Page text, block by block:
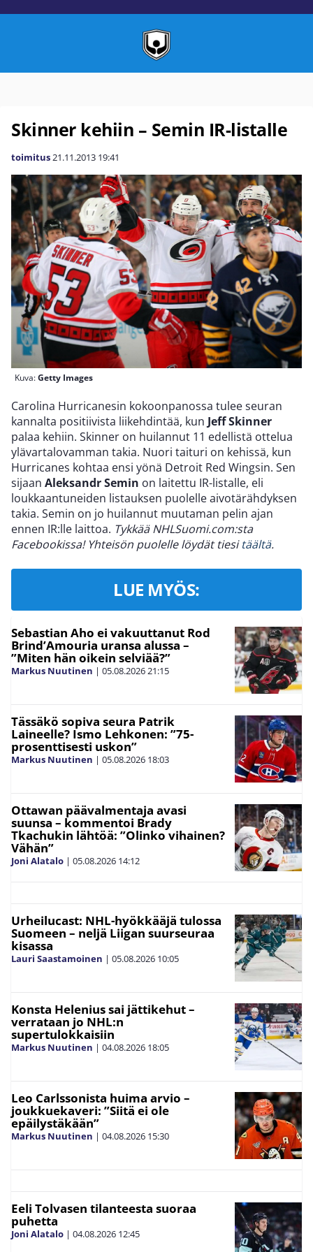
Skinner kehiin – Semin IR-listalle
toimitus21.11.2013 19:41
Kuva:Getty Images
Carolina Hurricanesin kokoonpanossa tulee seuran
kannalta positiivista liikehdintää, kun Jeff Skinner
palaa kehiin. Skinner on huilannut 11 edellistä ottelua
ylävartalovamman takia. Nuori taituri on kehissä, kun
Hurricanes kohtaa ensi yönä Detroit Red Wingsin. Sen
sijaan Aleksandr Semin on laitettu IR-listalle, eli
loukkaantuneiden listauksen puolelle aivotärähdyksen
takia. Semin on jo huilannut muutaman pelin ajan
ennen IR:lle laittoa. Tykkää NHLSuomi.com:sta
Facebookissa! Yhteisön puolelle löydät tiesitäältä.
LUE MYÖS:
Sebastian Aho ei vakuuttanut Rod
Brind’Amouria uransa alussa –
”Miten hän oikein selviää?”
Markus Nuutinen | 05.08.202621:15
Tässäkö sopiva seura Patrik
Laineelle? Ismo Lehkonen: ”75-
prosenttisesti uskon”
Markus Nuutinen | 05.08.2026 18:03
Ottawan päävalmentaja avasi
suunsa – kommentoi Brady
Tkachukin lähtöä: ”Olinko vihainen?
Vähän”
Joni Alatalo | 05.08.2026 14:12
Urheilucast: NHL-hyökkääjä tulossa
Suomeen – neljä Liigan suurseuraa
kisassa
Lauri Saastamoinen | 05.08.2026 10:05
Konsta Helenius sai jättikehut –
verrataan jo NHL:n
supertulokkaisiin
Markus Nuutinen | 04.08.2026 18:05
Leo Carlssonista huima arvio –
joukkuekaveri: ”Siitä ei ole
epäilystäkään”
Markus Nuutinen | 04.08.2026 15:30
Eeli Tolvasen tilanteesta suoraa
puhetta
Joni Alatalo | 04.08.2026 12:45